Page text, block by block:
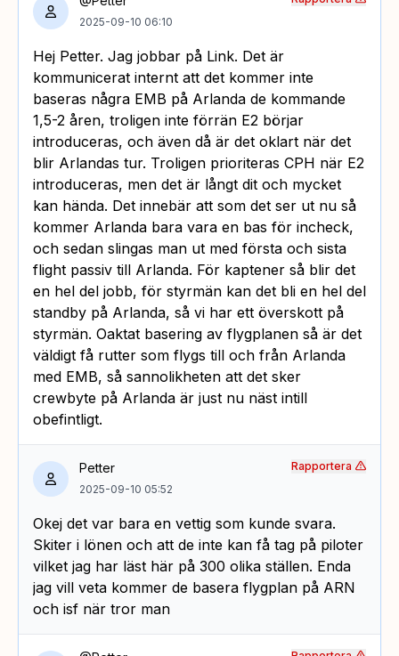
2025-09-10 06:10
Hej Petter. Jag jobbar på Link. Det är
kommunicerat internt att det kommer inte
baseras några EMB på Arlanda de kommande
1,5-2 åren, troligen inte förrän E2 börjar
introduceras, och även då är det oklart när det
blir Arlandas tur. Troligen prioriteras CPH när E2
introduceras, men det är långt dit och mycket
kan hända. Det innebär att som det ser ut nu så
kommer Arlanda bara vara en bas för incheck,
och sedan slingas man ut med första och sista
flight passiv till Arlanda. För kaptener så blir det
en hel del jobb, för styrmän kan det bli en hel del
standby på Arlanda, så vi har ett överskott på
styrmän. Oaktat basering av flygplanen så är det
väldigt få rutter som flygs till och från Arlanda
med EMB, så sannolikheten att det sker
crewbyte på Arlanda är just nu näst intill
obefintligt.
Petter
2025-09-10 05:52
Okej det var bara en vettig som kunde svara.
Skiter i lönen och att de inte kan få tag på piloter
vilket jag har läst här på 300 olika ställen. Enda
jag vill veta kommer de basera flygplan på ARN
och isf när tror man
Rapportera